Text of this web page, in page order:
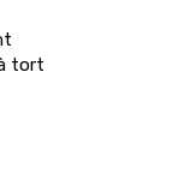
tort